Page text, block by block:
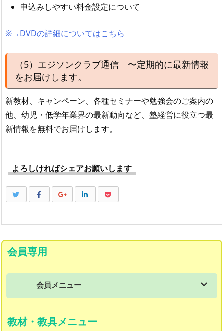
申込みしやすい料金設定について
※→DVDの詳細についてはこちら
（5）エジソンクラブ通信 〜定期的に最新情報
をお届けします。
新教材、キャンペーン、各種セミナーや勉強会のご案内の
他、幼児・低学年業界の最新動向など、塾経営に役立つ最
新情報を無料でお届けします。
よろしければシェアお願いします
会員専用
会員メニュー
教材・教具メニュー